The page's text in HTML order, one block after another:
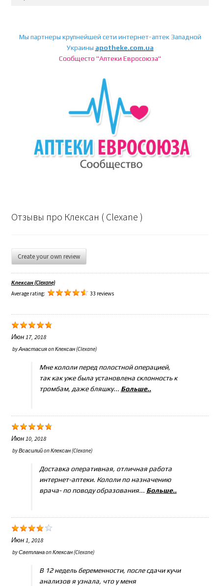
Мы партнеры крупнейшей сети интернет-аптек Западной
Украины apotheke.com.ua
Сообщесто "Аптеки Евросоюза"
Отзывы про Клексан ( Clexane )
Create your own review
Клексан (Clexane)
Average rating:
33 reviews
Июн 17, 2018
byАнастасияonКлексан (Clexane)
Мне кололи перед полостной операцией,
так как уже была установлена склонность к
тромбам, даже бляшку... Больше..
Июн 10, 2018
byВсасилийonКлексан (Clexane)
Доставка оперативная, отличная работа
интернет-аптеки. Кололи по назначению
врача- по поводу образования... Больше..
Июн 1, 2018
byСветланаonКлексан (Clexane)
В 12 недель беременности, после сдачи кучи
анализов я узнала, что у меня